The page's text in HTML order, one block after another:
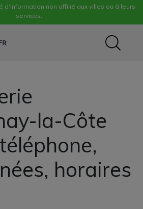
d'information non affilié aux villes ou à leurs
services.
la-Côte
horaires